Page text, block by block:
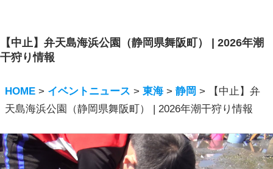
【中止】弁天島海浜公園（静岡県舞阪町） | 2026年潮
干狩り情報
HOME > イベントニュース >東海>静岡 >
【中止】弁
天島海浜公園（静岡県舞阪町） | 2026年潮干狩り情報